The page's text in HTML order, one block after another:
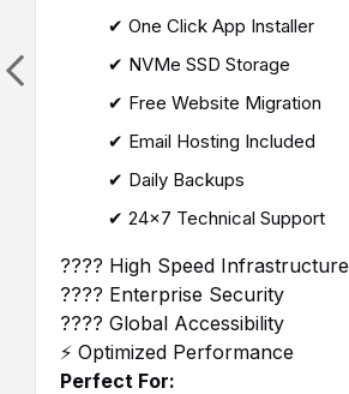
✔ One Click App Installer
✔ NVMe SSD Storage
✔ Free Website Migration
✔ Email Hosting Included
✔ Daily Backups
✔ 24×7 Technical Support
???? High Speed Infrastructure
???? Enterprise Security
???? Global Accessibility
⚡ Optimized Performance
Perfect For: